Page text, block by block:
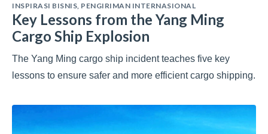
INSPIRASI BISNIS PENGIRIMAN INTERNASIONAL
Key Lessons from the Yang Ming
Cargo Ship Explosion
The Yang Ming cargo ship incident teaches five key
lessons to ensure safer and more efficient cargo shipping.